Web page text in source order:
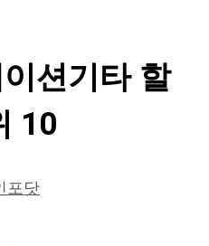
션기타 할
10
포닷